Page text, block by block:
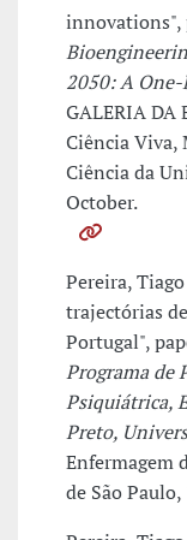
innovations",
2050: A
GALERIA DA
Ciência Viva,
Ciência da
October.
Pereira,
trajectórias
Portugal",
Programa de
Psiquiátrica,
Preto,
Enfermagem
de São